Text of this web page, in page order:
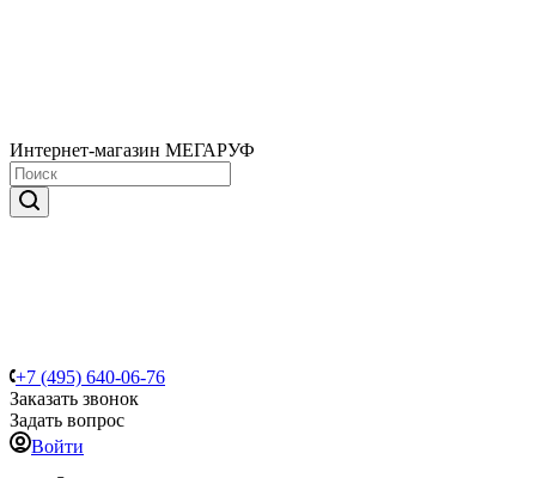
Интернет-магазин МЕГАРУФ
+7 (495) 640-06-76
Заказать звонок
Задать вопрос
Войти